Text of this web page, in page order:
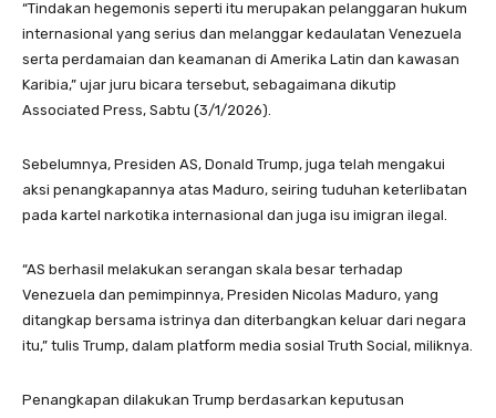
“Tindakan hegemonis seperti itu merupakan pelanggaran hukum
internasional yang serius dan melanggar kedaulatan Venezuela
serta perdamaian dan keamanan di Amerika Latin dan kawasan
Karibia,” ujar juru bicara tersebut, sebagaimana dikutip
Associated Press, Sabtu (3/1/2026).
Sebelumnya, Presiden AS, Donald Trump, juga telah mengakui
aksi penangkapannya atas Maduro, seiring tuduhan keterlibatan
pada kartel narkotika internasional dan juga isu imigran ilegal.
“AS berhasil melakukan serangan skala besar terhadap
Venezuela dan pemimpinnya, Presiden Nicolas Maduro, yang
ditangkap bersama istrinya dan diterbangkan keluar dari negara
itu,” tulis Trump, dalam platform media sosial Truth Social, miliknya.
Penangkapan dilakukan Trump berdasarkan keputusan